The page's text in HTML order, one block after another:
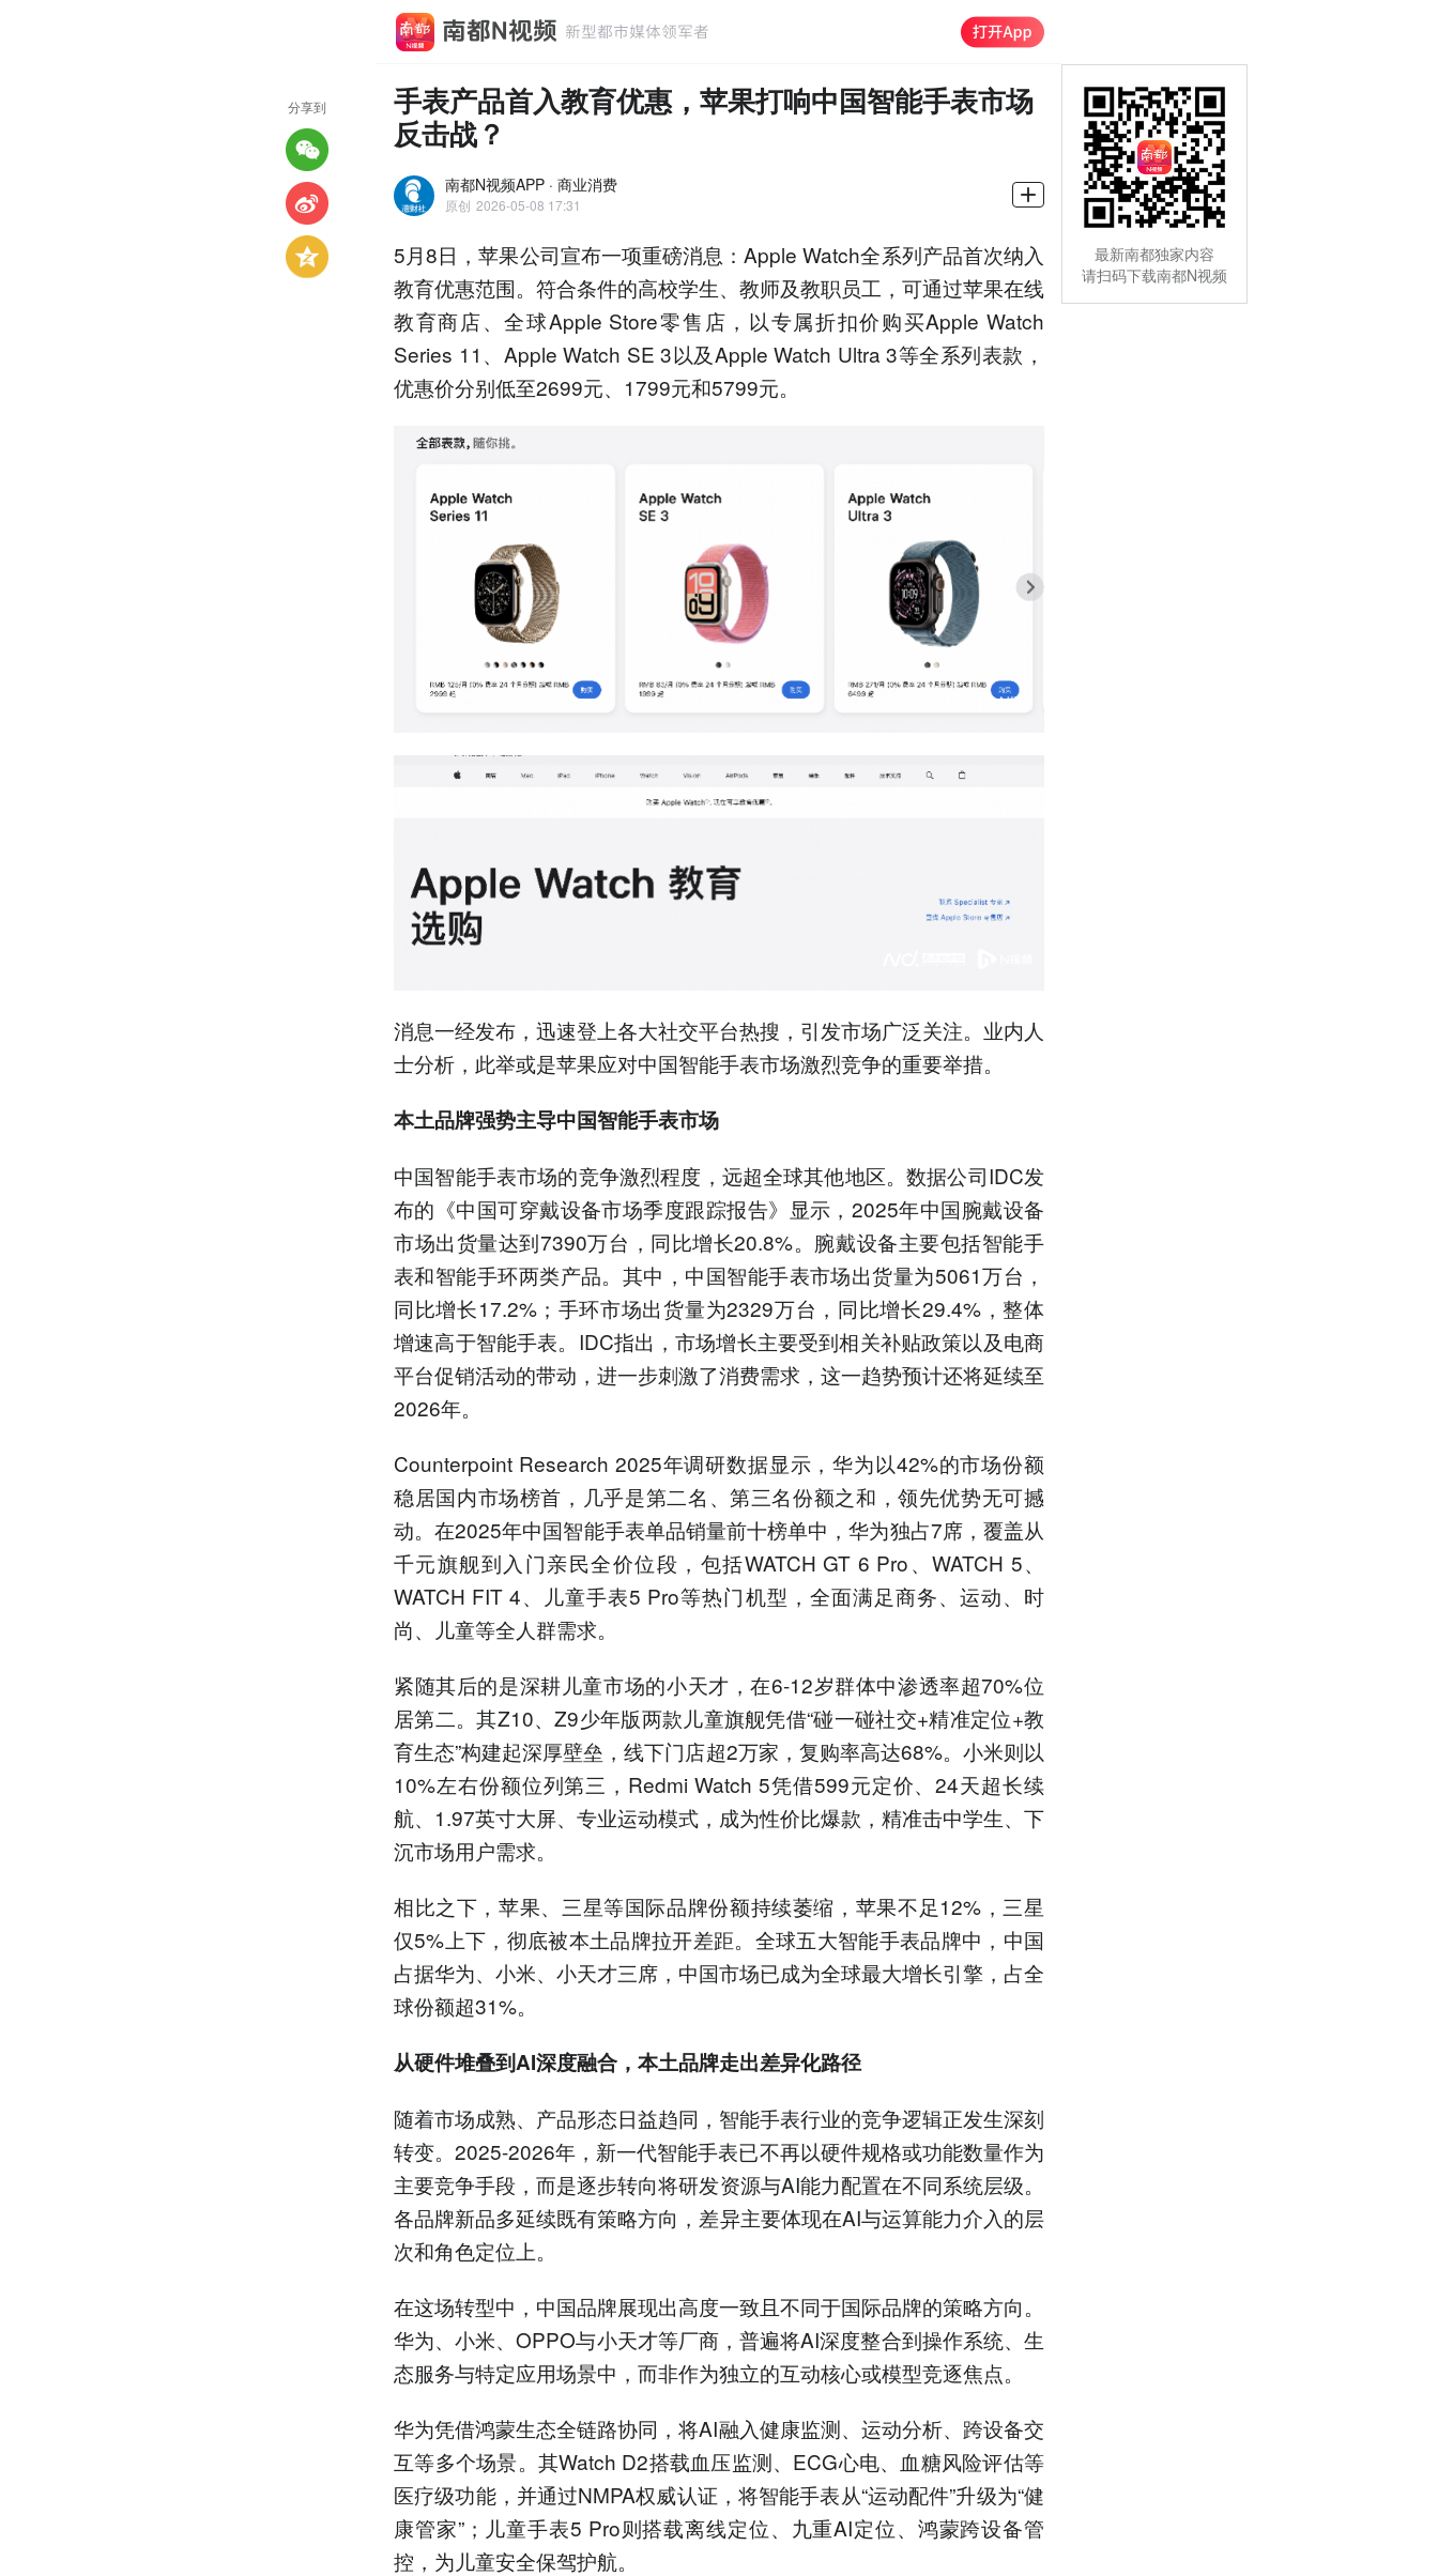
手表产品首入教育优惠，苹果打响中国智能手表市场
反击战？
南都N视频APP · 商业消费
原创 2026-05-08 17:31
5月8日，苹果公司宣布一项重磅消息：Apple Watch全系列产品首次纳入
教育优惠范围。符合条件的高校学生、教师及教职员工，可通过苹果在线
教育商店、全球Apple Store零售店，以专属折扣价购买Apple Watch
Series 11、Apple Watch SE 3以及Apple Watch Ultra 3等全系列表款，
优惠价分别低至2699元、1799元和5799元。
消息一经发布，迅速登上各大社交平台热搜，引发市场广泛关注。业内人
士分析，此举或是苹果应对中国智能手表市场激烈竞争的重要举措。
本土品牌强势主导中国智能手表市场
中国智能手表市场的竞争激烈程度，远超全球其他地区。数据公司IDC发
布的《中国可穿戴设备市场季度跟踪报告》显示，2025年中国腕戴设备
市场出货量达到7390万台，同比增长20.8%。腕戴设备主要包括智能手
表和智能手环两类产品。其中，中国智能手表市场出货量为5061万台，
同比增长17.2%；手环市场出货量为2329万台，同比增长29.4%，整体
增速高于智能手表。IDC指出，市场增长主要受到相关补贴政策以及电商
平台促销活动的带动，进一步刺激了消费需求，这一趋势预计还将延续至
2026年。
Counterpoint Research 2025年调研数据显示，华为以42%的市场份额
稳居国内市场榜首，几乎是第二名、第三名份额之和，领先优势无可撼
动。在2025年中国智能手表单品销量前十榜单中，华为独占7席，覆盖从
千元旗舰到入门亲民全价位段，包括WATCH GT 6 Pro、WATCH 5、
WATCH FIT 4、儿童手表5 Pro等热门机型，全面满足商务、运动、时
尚、儿童等全人群需求。
紧随其后的是深耕儿童市场的小天才，在6-12岁群体中渗透率超70%位
居第二。其Z10、Z9少年版两款儿童旗舰凭借“碰一碰社交+精准定位+教
育生态”构建起深厚壁垒，线下门店超2万家，复购率高达68%。小米则以
10%左右份额位列第三，Redmi Watch 5凭借599元定价、24天超长续
航、1.97英寸大屏、专业运动模式，成为性价比爆款，精准击中学生、下
沉市场用户需求。
相比之下，苹果、三星等国际品牌份额持续萎缩，苹果不足12%，三星
仅5%上下，彻底被本土品牌拉开差距。全球五大智能手表品牌中，中国
占据华为、小米、小天才三席，中国市场已成为全球最大增长引擎，占全
球份额超31%。
从硬件堆叠到AI深度融合，本土品牌走出差异化路径
随着市场成熟、产品形态日益趋同，智能手表行业的竞争逻辑正发生深刻
转变。2025-2026年，新一代智能手表已不再以硬件规格或功能数量作为
主要竞争手段，而是逐步转向将研发资源与AI能力配置在不同系统层级。
各品牌新品多延续既有策略方向，差异主要体现在AI与运算能力介入的层
次和角色定位上。
在这场转型中，中国品牌展现出高度一致且不同于国际品牌的策略方向。
华为、小米、OPPO与小天才等厂商，普遍将AI深度整合到操作系统、生
态服务与特定应用场景中，而非作为独立的互动核心或模型竞逐焦点。
华为凭借鸿蒙生态全链路协同，将AI融入健康监测、运动分析、跨设备交
互等多个场景。其Watch D2搭载血压监测、ECG心电、血糖风险评估等
医疗级功能，并通过NMPA权威认证，将智能手表从“运动配件”升级为“健
康管家”；儿童手表5 Pro则搭载离线定位、九重AI定位、鸿蒙跨设备管
控，为儿童安全保驾护航。
分享到
最新南都独家内容
请扫码下载南都N视频